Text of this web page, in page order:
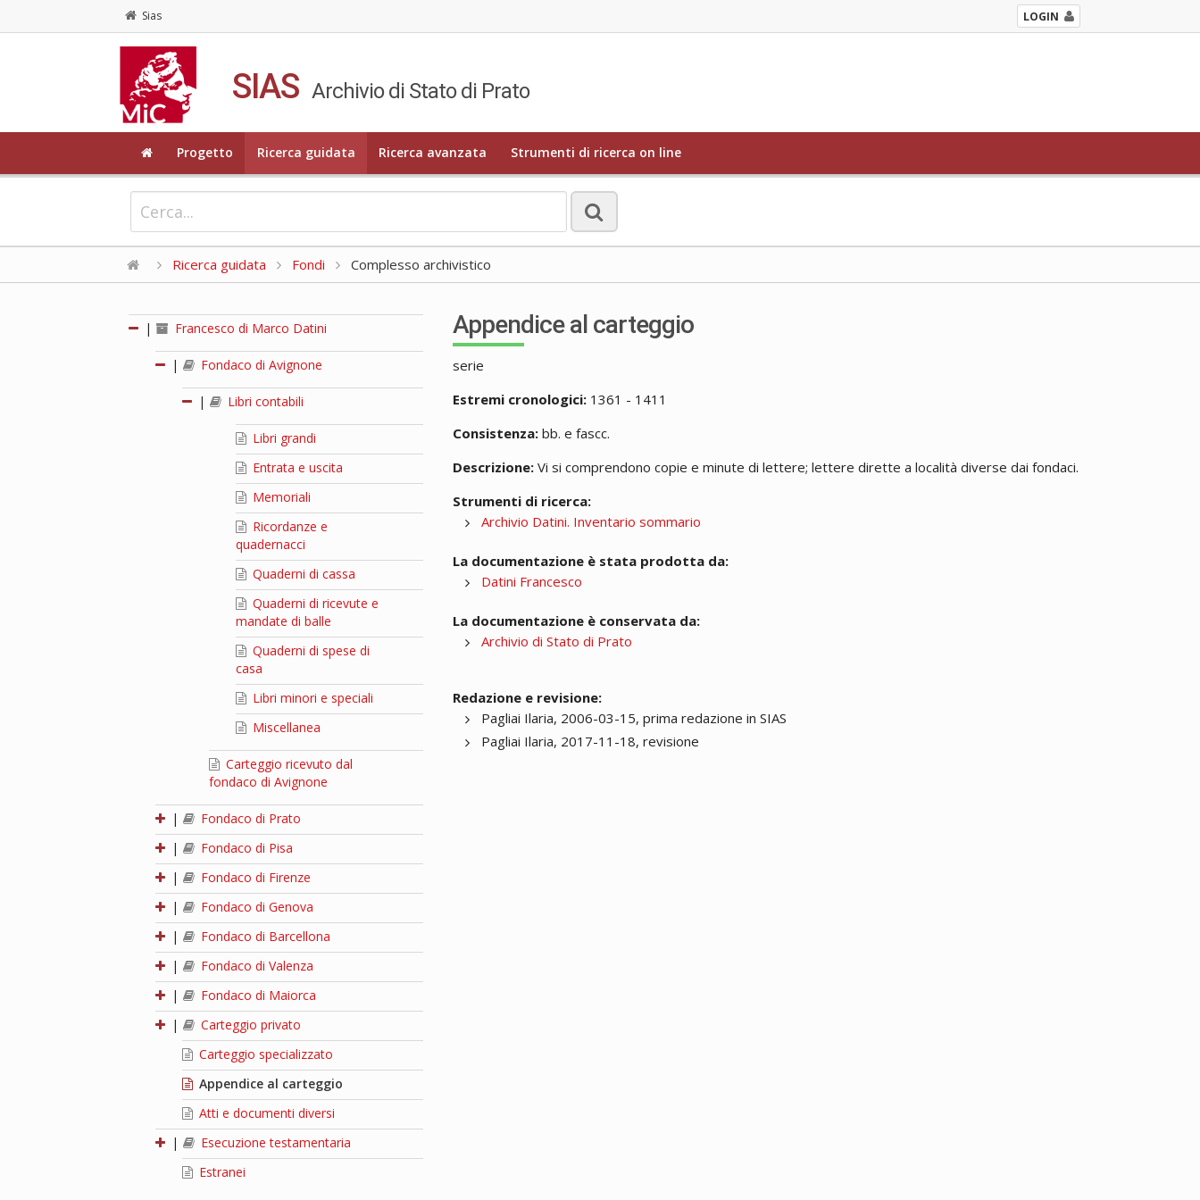
Sias LOGIN
SIAS Archivio di Stato di Prato
Progetto Ricerca guidata Ricerca avanzata Strumenti di ricerca on line
Ricerca guidata Fondi Complesso archivistico
| Francesco di Marco Datini
| Fondaco di Avignone
| Libri contabili
Libri grandi
Entrata e uscita
Memoriali
Ricordanze e
quadernacci
Quaderni di cassa
Quaderni di ricevute e
mandate di balle
Quaderni di spese di
casa
Libri minori e speciali
Miscellanea
Carteggio ricevuto dal
fondaco di Avignone
|
Fondaco di Prato
|
Fondaco di Pisa
|
Fondaco di Firenze
|
Fondaco di Genova
|
Fondaco di Barcellona
|
Fondaco di Valenza
|
Fondaco di Maiorca
|
Carteggio privato
Carteggio specializzato
Appendice al carteggio
Atti e documenti diversi
|
Esecuzione testamentaria
Estranei
Appendice al carteggio
serie
Estremi cronologici: 1361 - 1411
Consistenza: bb. e fascc.
Descrizione: Vi si comprendono copie e minute di lettere; lettere dirette a località diverse dai fondaci.
Strumenti di ricerca:
Archivio Datini. Inventario sommario
La documentazione è stata prodotta da:
Datini Francesco
La documentazione è conservata da:
Archivio di Stato di Prato
Redazione e revisione:
Pagliai Ilaria, 2006-03-15, prima redazione in SIAS
Pagliai Ilaria, 2017-11-18, revisione